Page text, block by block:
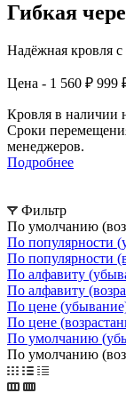
Гибкая
Надёжная кровля
Цена - 1 560 ₽ 999
Кровля в наличии
Сроки
менеджеров.
Подробнее
Фильтр
По умолчанию
По популярности
По популярности
По алфавиту
По алфавиту
По цене
По цене
По умолчанию
По умолчанию